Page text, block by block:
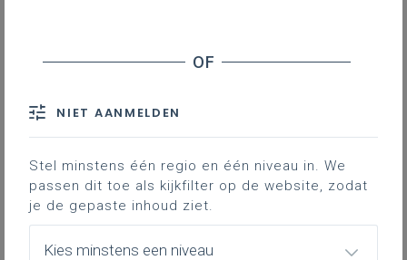
Tekstkenmerken voor
receptie
NIET AANMELDEN
Stel minstens één regio en één niveau in. We
passen dit toe als kijkfilter op de website, zodat
je de gepaste inhoud ziet.
Kies minstens een niveau